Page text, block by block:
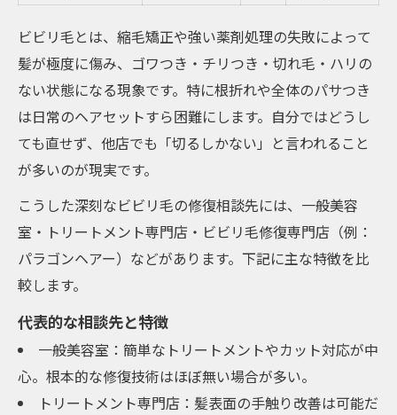
ビビリ毛とは、縮毛矯正や強い薬剤処理の失敗によって
髪が極度に傷み、ゴワつき・チリつき・切れ毛・ハリの
ない状態になる現象です。特に根折れや全体のパサつき
は日常のヘアセットすら困難にします。自分ではどうし
ても直せず、他店でも「切るしかない」と言われること
が多いのが現実です。
こうした深刻なビビリ毛の修復相談先には、一般美容
室・トリートメント専門店・ビビリ毛修復専門店（例：
パラゴンヘアー）などがあります。下記に主な特徴を比
較します。
代表的な相談先と特徴
一般美容室：簡単なトリートメントやカット対応が中
心。根本的な修復技術はほぼ無い場合が多い。
トリートメント専門店：髪表面の手触り改善は可能だ